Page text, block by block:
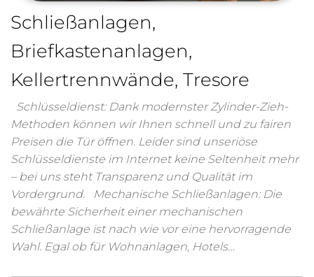
Schließanlagen,
Briefkastenanlagen,
Kellertrennwände, Tresore
Schlüsseldienst: Dank modernster Zylinder-Zieh-
Methoden können wir Ihnen schnell und zu fairen
Preisen die Tür öffnen. Leider sind unseriöse
Schlüsseldienste im Internet keine Seltenheit mehr
– bei uns steht Transparenz und Qualität im
Vordergrund. Mechanische Schließanlagen: Die
bewährte Sicherheit einer mechanischen
Schließanlage ist nach wie vor eine hervorragende
Wahl. Egal ob für Wohnanlagen, Hotels…